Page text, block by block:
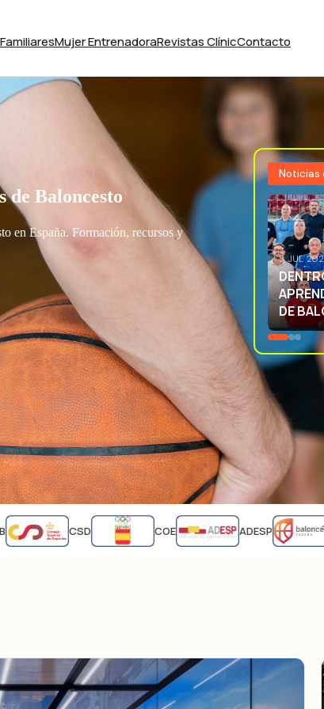
Mujer EntrenadoraRevistas ClínicContacto
de Baloncesto
en España. Formación, recursos y
Noticias
3 JUL
LA
CSD COE ADESP